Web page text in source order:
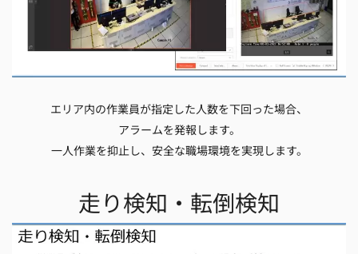
エリア内の作業員が指定した人数を下回った場合、
アラームを発報します。
一人作業を抑止し、安全な職場環境を実現します。
走り検知・転倒検知